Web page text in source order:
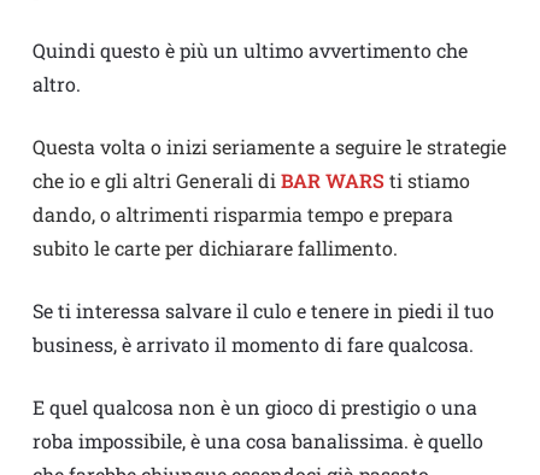
Quindi questo è più un ultimo avvertimento che
altro.
Questa volta o inizi seriamente a seguire le strategie
che io e gli altri Generali diBAR WARS ti stiamo
dando, o altrimenti risparmia tempo e prepara
subito le carte per dichiarare fallimento.
Se ti interessa salvare il culo e tenere in piedi il tuo
business, è arrivato il momento di fare qualcosa.
E quel qualcosa non è un gioco di prestigio o una
roba impossibile, è una cosa banalissima. è quello